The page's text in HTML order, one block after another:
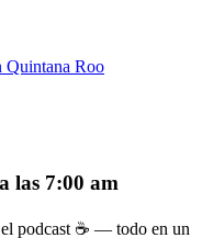
Quintana Roo
las 7:00 am
podcast ☕ — todo en un